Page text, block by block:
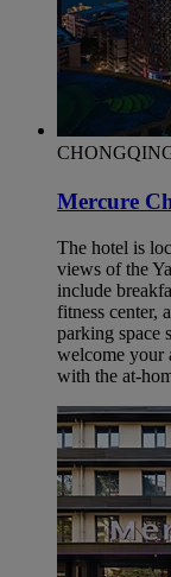
Mercure
The hotel is
views of the
include
fitness center,
parking space
welcome your
with the at-